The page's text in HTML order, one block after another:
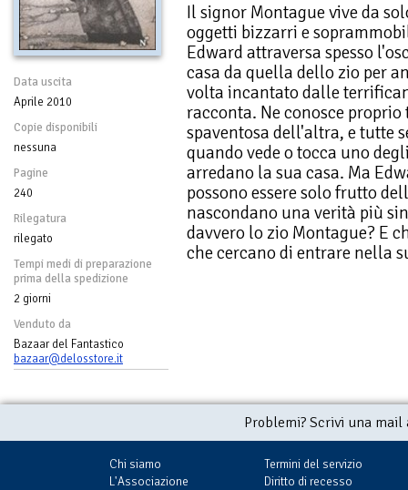
Data uscita
Aprile 2010
Copie disponibili
nessuna
Pagine
240
Rilegatura
rilegato
Tempi medi di preparazione
prima della spedizione
2 giorni
Venduto da
Bazaar del Fantastico
bazaar@delosstore.it
Il signor Montague vive da
oggetti bizzarri e
Edward attraversa spesso
casa da quella dello zio per
volta incantato dalle
racconta. Ne conosce
spaventosa dell'altra, e tutte
quando vede o tocca uno
arredano la sua casa. Ma
possono essere solo frutto
nascondano una verità più
davvero lo zio Montague? E
che cercano di entrare nella
Problemi? Scrivi una
Chi siamo
L'Associazione
Termini del servizio
Diritto di recesso